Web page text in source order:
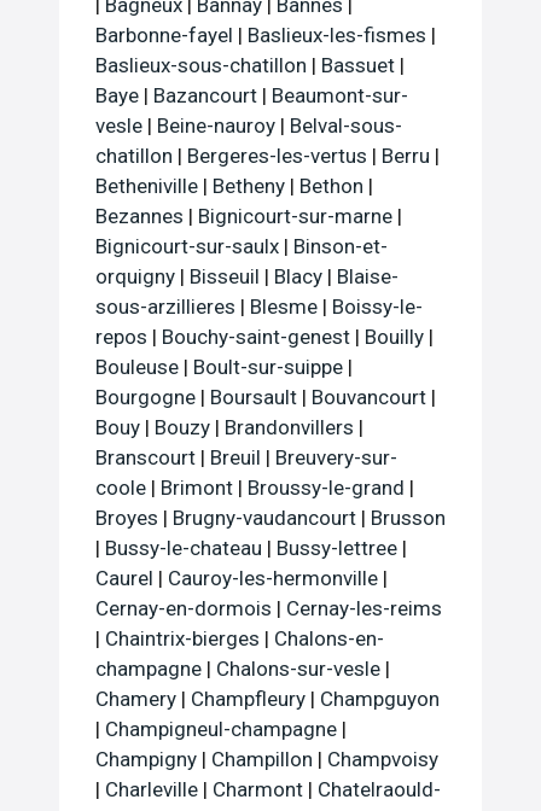
| Bagneux | Bannay | Bannes |
Barbonne-fayel | Baslieux-les-fismes |
Baslieux-sous-chatillon | Bassuet |
Baye | Bazancourt | Beaumont-sur-
vesle | Beine-nauroy | Belval-sous-
chatillon | Bergeres-les-vertus | Berru |
Betheniville | Betheny | Bethon |
Bezannes | Bignicourt-sur-marne |
Bignicourt-sur-saulx | Binson-et-
orquigny | Bisseuil | Blacy | Blaise-
sous-arzillieres | Blesme | Boissy-le-
repos | Bouchy-saint-genest | Bouilly |
Bouleuse | Boult-sur-suippe |
Bourgogne | Boursault | Bouvancourt |
Bouy | Bouzy | Brandonvillers |
Branscourt | Breuil | Breuvery-sur-
coole | Brimont | Broussy-le-grand |
Broyes | Brugny-vaudancourt | Brusson
| Bussy-le-chateau | Bussy-lettree |
Caurel | Cauroy-les-hermonville |
Cernay-en-dormois | Cernay-les-reims
| Chaintrix-bierges | Chalons-en-
champagne | Chalons-sur-vesle |
Chamery | Champfleury | Champguyon
| Champigneul-champagne |
Champigny | Champillon | Champvoisy
| Charleville | Charmont | Chatelraould-